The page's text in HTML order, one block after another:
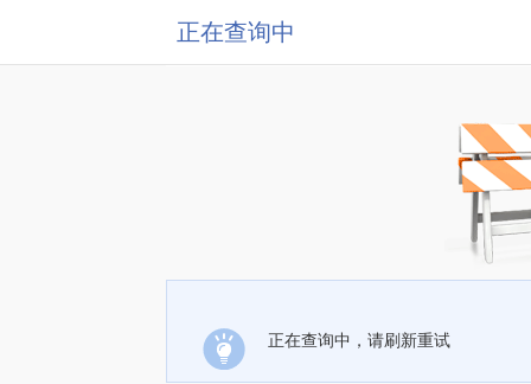
正在查询中
正在查询中，请刷新重试